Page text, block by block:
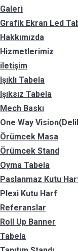
Galeri
Grafik Ekran Led
Hakkımızda
Hizmetlerimiz
iletişim
Işıklı Tabela
Işıksız Tabela
Mech Baskı
One Way
Örümcek Masa
Örümcek Stand
Oyma Tabela
Paslanmaz Kutu
Plexi Kutu Harf
Referanslar
Roll Up Banner
Tabela